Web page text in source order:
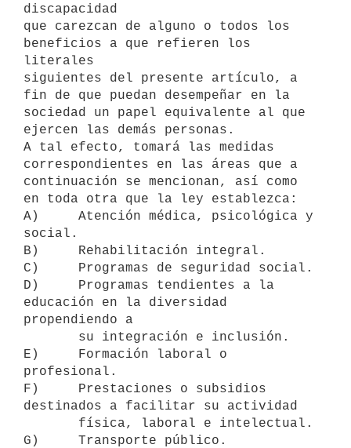
discapacidad
que carezcan de alguno o todos los
beneficios a que refieren los
literales
siguientes del presente artículo, a
fin de que puedan desempeñar en la
sociedad un papel equivalente al que
ejercen las demás personas.
A tal efecto, tomará las medidas
correspondientes en las áreas que a
continuación se mencionan, así como
en toda otra que la ley establezca:
A)     Atención médica, psicológica y
social.
B)     Rehabilitación integral.
C)     Programas de seguridad social.
D)     Programas tendientes a la
educación en la diversidad
propendiendo a
E)     Formación laboral o
profesional.
F)     Prestaciones o subsidios
destinados a facilitar su actividad
G)     Transporte público.